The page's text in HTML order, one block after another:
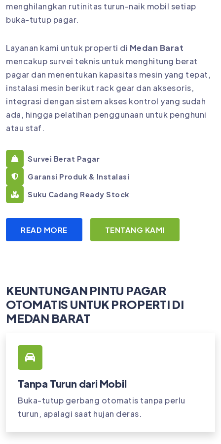
menghilangkan rutinitas turun-naik mobil setiap
buka-tutup pagar.
Layanan kami untuk properti di Medan Barat
mencakup survei teknis untuk menghitung berat
pagar dan menentukan kapasitas mesin yang tepat,
instalasi mesin berikut rack gear dan aksesoris,
integrasi dengan sistem akses kontrol yang sudah
ada, hingga pelatihan penggunaan untuk penghuni
atau staf.
Survei Berat Pagar
Garansi Produk & Instalasi
Suku Cadang Ready Stock
READ MORE TENTANG KAMI
KEUNTUNGAN PINTU PAGAR
OTOMATIS UNTUK PROPERTI DI
MEDAN BARAT
Tanpa Turun dari Mobil
Buka-tutup gerbang otomatis tanpa perlu
turun, apalagi saat hujan deras.